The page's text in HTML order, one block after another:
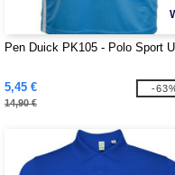
Pen Duick PK105 - Polo Sport
5,45 €
14,90 €
-